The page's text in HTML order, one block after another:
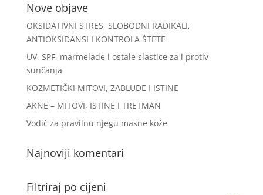
Nove objave
OKSIDATIVNI STRES, SLOBODNI RADIKALI,
ANTIOKSIDANSI I KONTROLA ŠTETE
UV, SPF, marmelade i ostale slastice za i protiv
sunčanja
KOZMETIČKI MITOVI, ZABLUDE I ISTINE
AKNE – MITOVI, ISTINE I TRETMAN
Vodič za pravilnu njegu masne kože
Najnoviji komentari
Filtriraj po cijeni